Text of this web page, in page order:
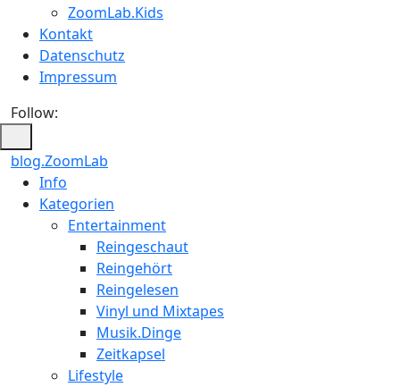
ZoomLab.Kids
Kontakt
Datenschutz
Impressum
Follow:
blog.ZoomLab
ZoomLab
//
Info
Kategorien
Entertainment
Reingeschaut
Reingehört
Reingelesen
Vinyl und Mixtapes
Musik.Dinge
Zeitkapsel
Lifestyle